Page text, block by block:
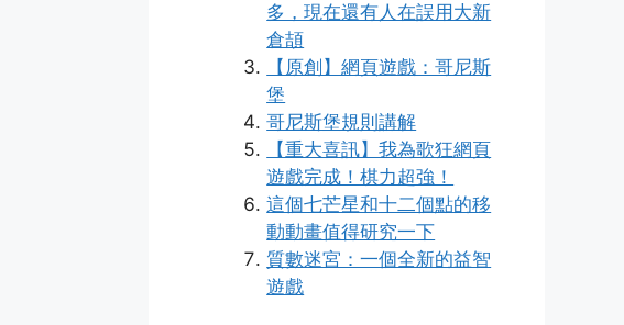
多，現在還有人在誤用大新
倉頡
【原創】網頁遊戲：哥尼斯
堡
哥尼斯堡規則講解
【重大喜訊】我為歌狂網頁
遊戲完成！棋力超強！
這個七芒星和十二個點的移
動動畫值得研究一下
質數迷宮：一個全新的益智
遊戲